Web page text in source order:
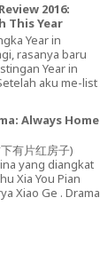
2016:
This Year
Year in
rasanya baru
Year in
aku me-list
Always Home
有片红房子)
yang diangkat
Xia You Pian
Xiao Ge . Drama